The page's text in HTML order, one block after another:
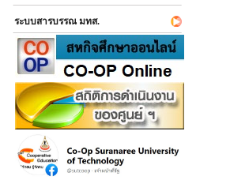
ระบบสารบรรณ มทส.